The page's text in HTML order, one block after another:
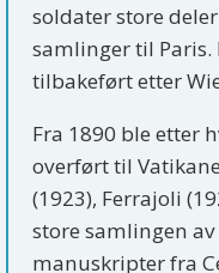
soldater store
samlinger til Paris.
tilbakeført etter
Fra 1890 ble etter
overført til
(1923), Ferrajoli
store samlingen
manuskripter fra